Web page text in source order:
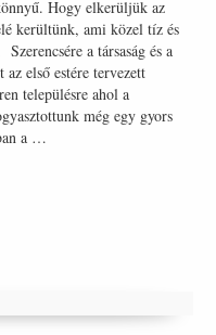
Hogy elkerüljük az
kerültünk, ami közel tíz és
a társaság és a
első estére tervezett
településre ahol a
még egy gyors
a …